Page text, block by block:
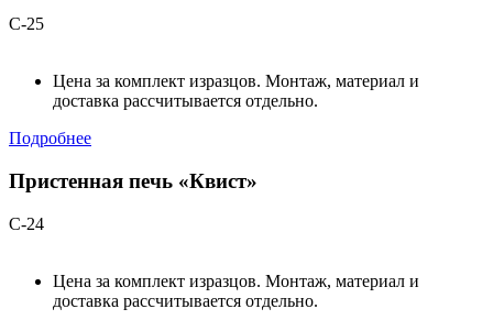
С-25
Цена за комплект изразцов. Монтаж, материал и
доставка рассчитывается отдельно.
Подробнее
Пристенная печь «Квист»
С-24
Цена за комплект изразцов. Монтаж, материал и
доставка рассчитывается отдельно.